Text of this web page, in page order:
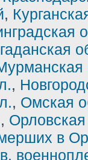
,
,
, Омская
,
в